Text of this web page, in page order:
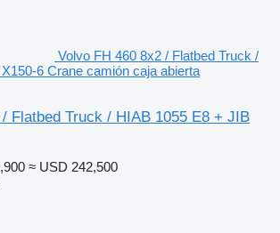
Volvo FH 460 8x2 / Flatbed Truck /
6 Crane camión caja abierta
Flatbed Truck / HIAB 1055 E8 + JIB
≈ USD 242,500